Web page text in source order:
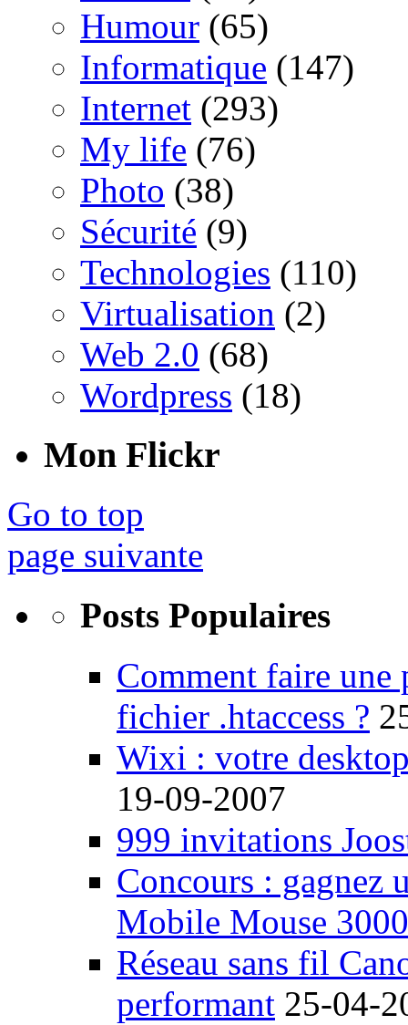
Humour (65)
Informatique (147)
Internet (293)
My life (76)
Photo (38)
Sécurité (9)
Technologies (110)
Virtualisation (2)
Web 2.0 (68)
Wordpress (18)
Mon Flickr
Go to top
page suivante
Posts Populaires
Comment faire une
fichier .htaccess ?
Wixi : votre
19-09-2007
999 invitations
Concours : gagnez
Mobile Mouse 3000
Réseau sans fil
performant 25-04-